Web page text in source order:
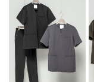
ヤス様
購入確認済み
年齢: 40代 身長:
サイズ感
小さめ
ストレッチ感
よく
厚さ
とても薄い